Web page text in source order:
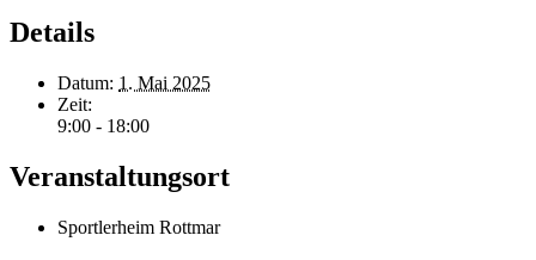
Details
Datum: 1. Mai 2025
Zeit:
9:00 - 18:00
Veranstaltungsort
Sportlerheim Rottmar